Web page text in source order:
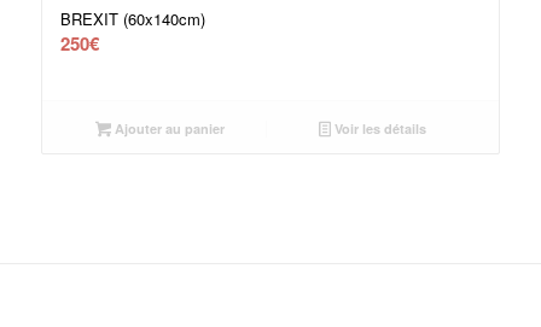
BREXIT (60x140cm)
250€
Ajouter au panier Voir les détails